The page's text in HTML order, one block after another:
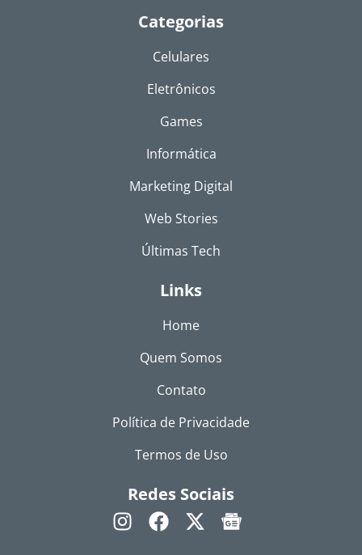
Categorias
Celulares
Eletrônicos
Games
Informática
Marketing Digital
Web Stories
Últimas Tech
Links
Home
Quem Somos
Contato
Política de Privacidade
Termos de Uso
Redes Sociais